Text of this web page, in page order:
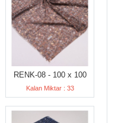
RENK-08 - 100 x 100
Kalan Miktar : 33